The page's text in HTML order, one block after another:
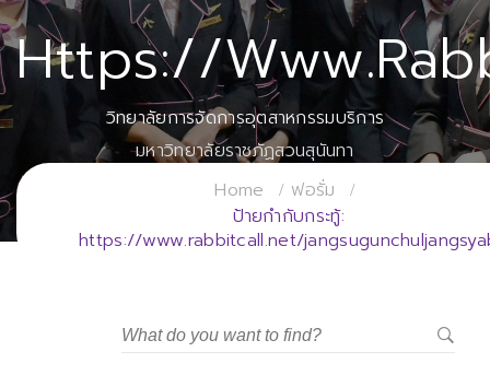
Https://
วิทยาลัยการจัดการอุตสาหกรรมบริการ
มหาวิทยาลัยราชภัฏสวนสุนันทา
Home
ฟอรั่ม
ป้ายกำกับกระทู้:
https://www.rabbitcall.net/